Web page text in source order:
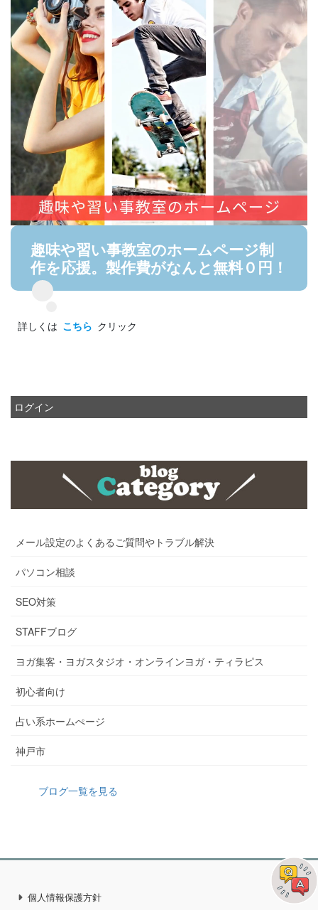
趣味や習い事教室のホームページ制
作を応援。製作費がなんと無料０円！
詳しくは こちら クリック
ログイン
メール設定のよくあるご質問やトラブル解決
パソコン相談
SEO対策
STAFFブログ
ヨガ集客・ヨガスタジオ・オンラインヨガ・ティラピス
初心者向け
占い系ホームぺージ
神戸市
ブログ一覧を見る
個人情報保護方針